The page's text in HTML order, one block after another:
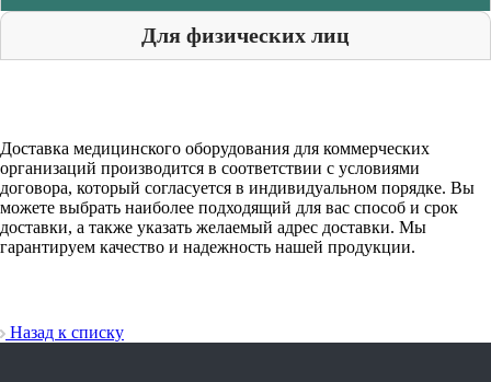
Для физических лиц
Доставка медицинского оборудования для коммерческих
организаций производится в соответствии с условиями
договора, который согласуется в индивидуальном порядке. Вы
можете выбрать наиболее подходящий для вас способ и срок
доставки, а также указать желаемый адрес доставки. Мы
гарантируем качество и надежность нашей продукции.
Назад к списку